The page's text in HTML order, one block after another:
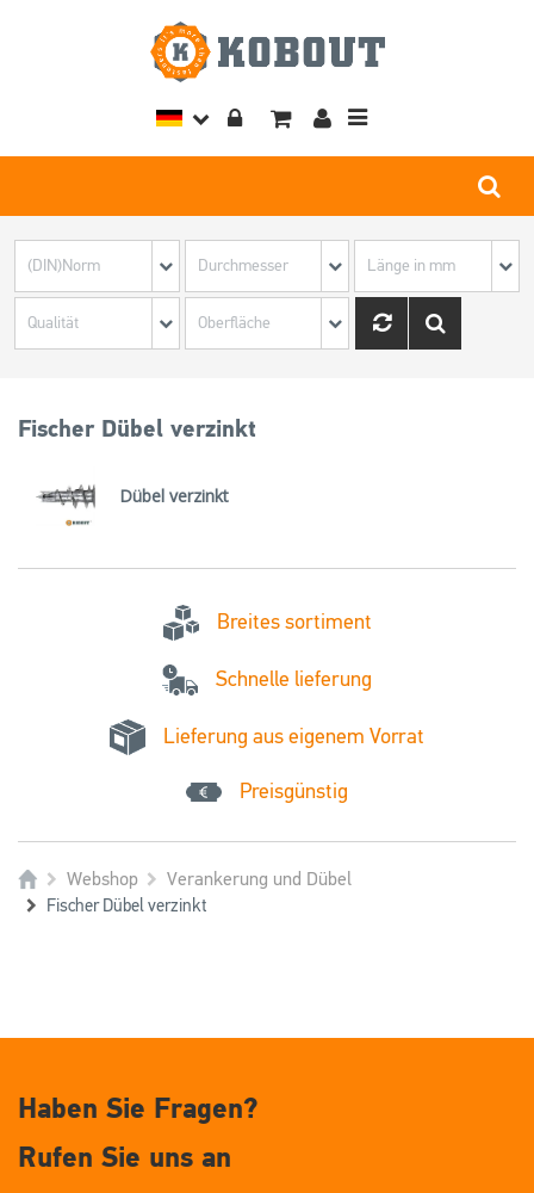
Toggle
Fischer Dübel verzinkt
Dübel verzinkt
Breites sortiment
Schnelle lieferung
Lieferung aus eigenem Vorrat
Preisgünstig
Webshop Verankerung und Dübel
Fischer Dübel verzinkt
Haben Sie Fragen?
Rufen Sie uns an